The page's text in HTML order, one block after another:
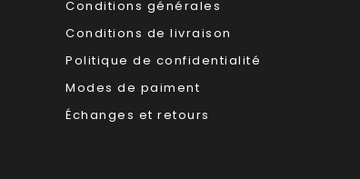
Conditions générales
Conditions de livraison
Politique de confidentialité
Modes de paiment
Échanges et retours